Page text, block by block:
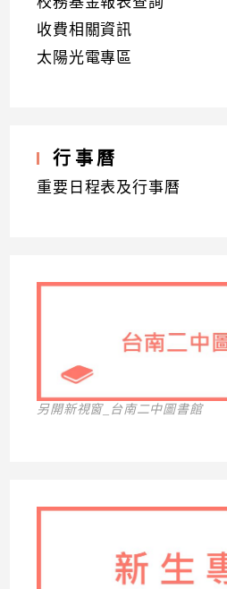
收費相關資訊
太陽光電專區
行事曆
重要日程表及行事曆
另開新視窗_台南二中圖書館